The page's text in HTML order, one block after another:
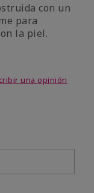
con un
para
la piel.
una opinión